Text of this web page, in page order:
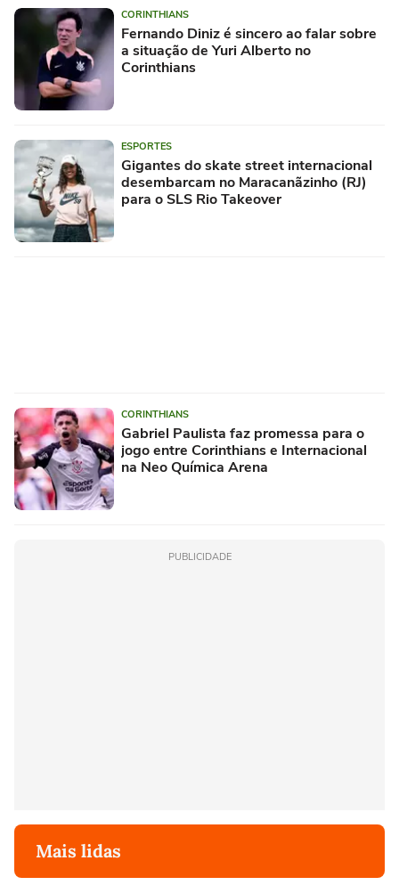
CORINTHIANS
Fernando Diniz é sincero ao falar sobre
a situação de Yuri Alberto no
Corinthians
ESPORTES
Gigantes do skate street internacional
desembarcam no Maracanãzinho (RJ)
para o SLS Rio Takeover
CORINTHIANS
Gabriel Paulista faz promessa para o
jogo entre Corinthians e Internacional
na Neo Química Arena
PUBLICIDADE
Mais lidas